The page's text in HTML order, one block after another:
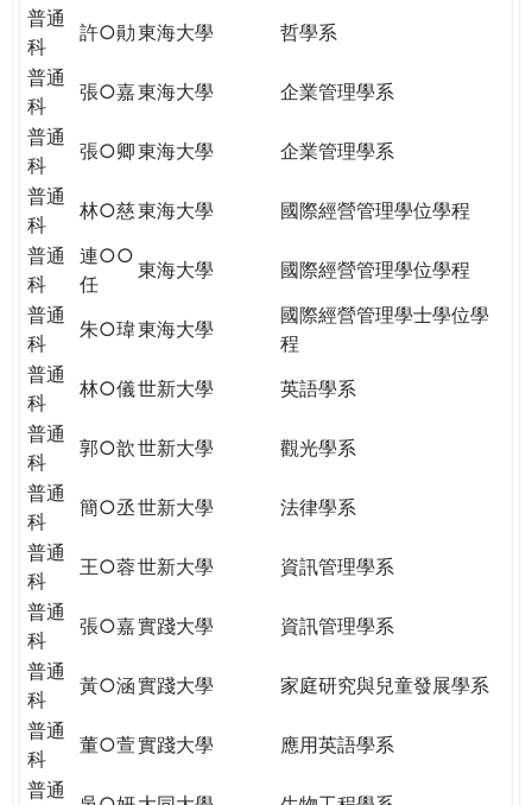
普通
科
許○勛東海大學
哲學系
普通
科
張○嘉東海大學
企業管理學系
普通
科
張○卿東海大學
企業管理學系
普通
科
林○慈東海大學
國際經營管理學位學程
普通
科
連○○
任
東海大學
國際經營管理學位學程
普通
科
朱○瑋東海大學
國際經營管理學士學位學
程
普通
科
林○儀世新大學
英語學系
普通
科
郭○歆世新大學
觀光學系
普通
科
簡○丞世新大學
法律學系
普通
科
王○蓉世新大學
資訊管理學系
普通
科
張○嘉實踐大學
資訊管理學系
普通
科
黃○涵實踐大學
家庭研究與兒童發展學系
普通
科
董○萱實踐大學
應用英語學系
普通